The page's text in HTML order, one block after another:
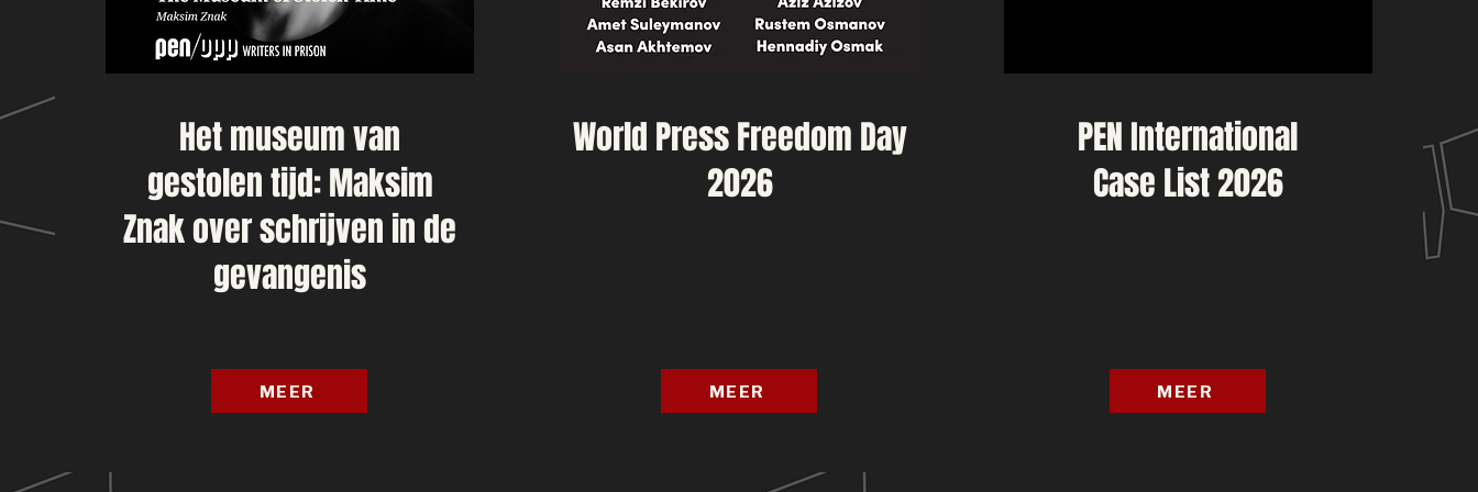
Het museum van
gestolen tijd: Maksim
Znak over schrijven in de
gevangenis
MEER
World Press Freedom Day
2026
MEER
PEN International
Case List 2026
MEER